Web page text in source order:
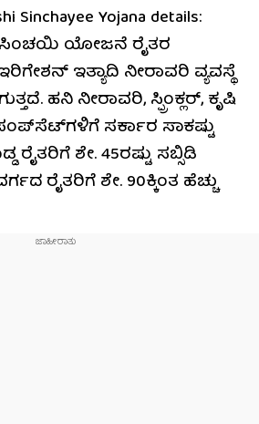
Sinchayee Yojana details:
ಸಿಂಚಯಿ ಯೋಜನೆ ರೈತರ
ಇತ್ಯಾದಿ ನೀರಾವರಿ ವ್ಯವಸ್ಥೆ
ಹನಿ ನೀರಾವರಿ, ಸ್ಪ್ರಿಂಕ್ಲರ್, ಕೃಷಿ
ಸರ್ಕಾರ ಸಾಕಷ್ಟು
ರೈತರಿಗೆ ಶೇ. 45ರಷ್ಟು ಸಬ್ಸಿಡಿ
ರೈತರಿಗೆ ಶೇ. 90ಕ್ಕಿಂತ ಹೆಚ್ಚು